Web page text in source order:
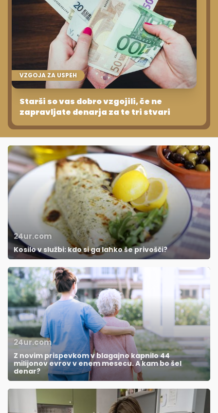
VZGOJA ZA USPEH
Starši so vas dobro vzgojili, če ne
zapravljate denarja za te tri stvari
24ur.com
Kosilo v službi: kdo si ga lahko še privošči?
24ur.com
Z novim prispevkom v blagajno kapnilo 44
milijonov evrov v enem mesecu. A kam bo šel
denar?